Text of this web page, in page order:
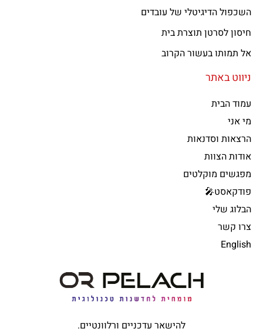
השכפול הדיגיטלי של עובדים
חיסון לסרטן תוצרת בית
אל תמותו בעשור הקרוב
ניווט באתר
עמוד הבית
מי אני
הרצאות וסדנאות
אודות הצוות
מפגשים מוקלטים
פודקאסט🎤
הבלוג שלי
צרו קשר
English
להישאר עדכניים ורלוונטיים.